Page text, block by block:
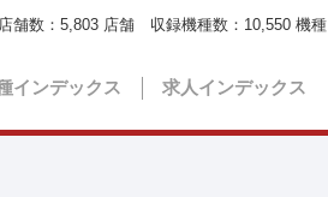
インデックス 求人インデックス
舗数： 5,803 店舗 収録機種数： 10,550 機種